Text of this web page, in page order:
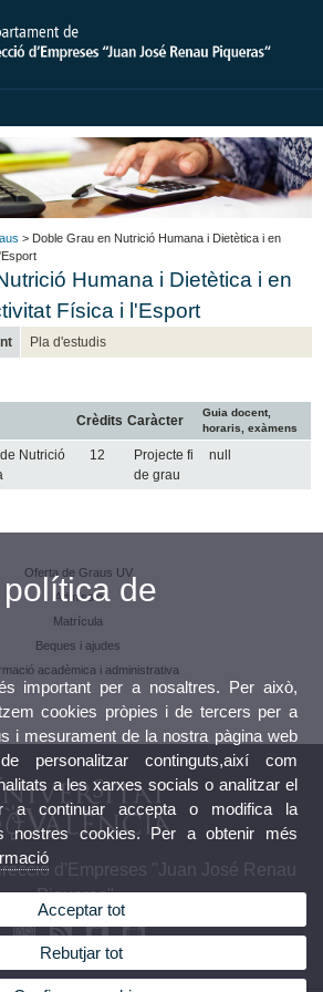
> Doble Grau en Nutrició Humana i Dietètica i en
Humana i Dietètica i en
Física i l'Esport
Pla d'estudis
Crèdits Caràcter
Guia docent,
horaris, exàmens
Nutrició
12
Projecte fi
de grau
null
Oferta de Graus UV
Admissió
Matrícula
Beques i ajudes
acadèmica i administrativa
d'Empreses "Juan José Renau
Piqueras"
de
important per a nosaltres. Per això,
cookies pròpies i de tercers per a
i mesurament de la nostra pàgina web
personalitzar continguts,així com
a les xarxes socials o analitzar el
a continuar accepta o modifica la
nostres cookies. Per a obtenir més
Acceptar tot
Rebutjar tot